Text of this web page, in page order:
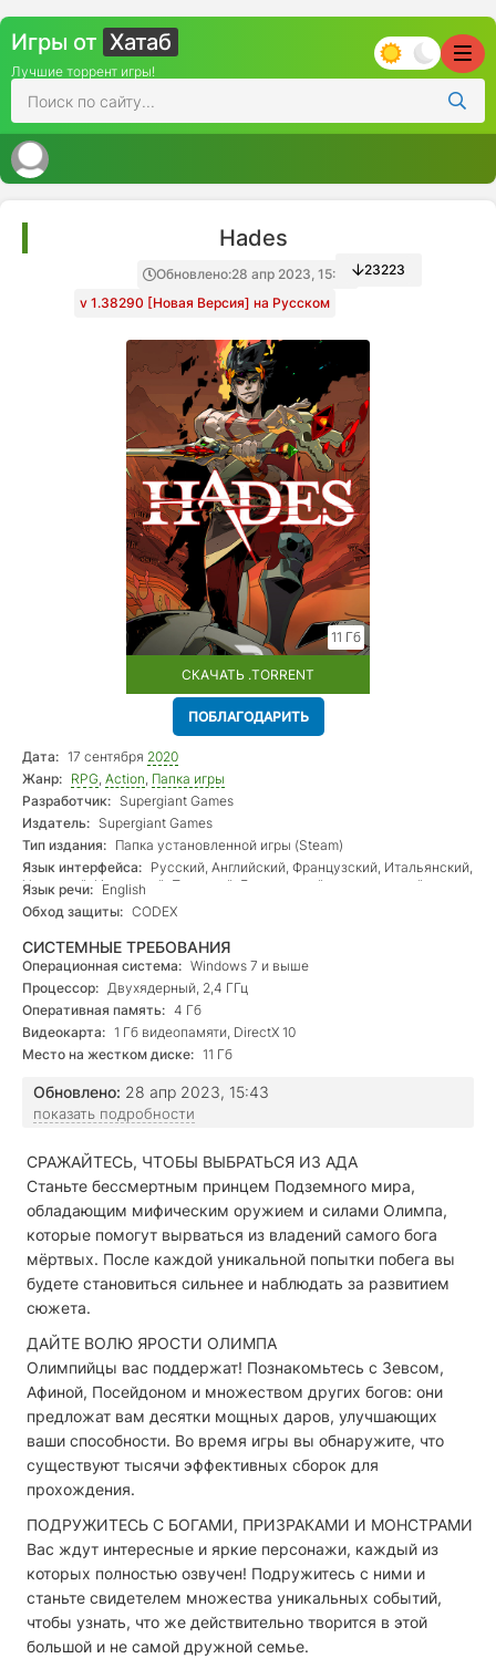
Игры от Хатаб
Лучшие торрент игры!
Hades
Обновлено:28 апр 2023, 15:43
v 1.38290 [Новая Версия] на Русском
23223
11 Гб
СКАЧАТЬ .TORRENT
ПОБЛАГОДАРИТЬ
Дата: 17 сентября 2020
Жанр: RPG, Action, Папка игры
Разработчик: Supergiant Games
Издатель: Supergiant Games
Тип издания: Папка установленной игры (Steam)
Язык интерфейса: Русский, Английский, Французский, Итальянский,
Немецкий, Испанский, Польский, Бразильский португальский,
Китайский, Японский, Корейский
Язык речи: English
Обход защиты: CODEX
СИСТЕМНЫЕ ТРЕБОВАНИЯ
Операционная система: Windows 7 и выше
Процессор: Двухядерный, 2,4 ГГц
Оперативная память: 4 Гб
Видеокарта: 1 Гб видеопамяти, DirectX 10
Место на жестком диске: 11 Гб
Обновлено: 28 апр 2023, 15:43
показать подробности
СРАЖАЙТЕСЬ, ЧТОБЫ ВЫБРАТЬСЯ ИЗ АДА
Станьте бессмертным принцем Подземного мира,
обладающим мифическим оружием и силами Олимпа,
которые помогут вырваться из владений самого бога
мёртвых. После каждой уникальной попытки побега вы
будете становиться сильнее и наблюдать за развитием
сюжета.
ДАЙТЕ ВОЛЮ ЯРОСТИ ОЛИМПА
Олимпийцы вас поддержат! Познакомьтесь с Зевсом,
Афиной, Посейдоном и множеством других богов: они
предложат вам десятки мощных даров, улучшающих
ваши способности. Во время игры вы обнаружите, что
существуют тысячи эффективных сборок для
прохождения.
ПОДРУЖИТЕСЬ С БОГАМИ, ПРИЗРАКАМИ И МОНСТРАМИ
Вас ждут интересные и яркие персонажи, каждый из
которых полностью озвучен! Подружитесь с ними и
станьте свидетелем множества уникальных событий,
чтобы узнать, что же действительно творится в этой
большой и не самой дружной семье.